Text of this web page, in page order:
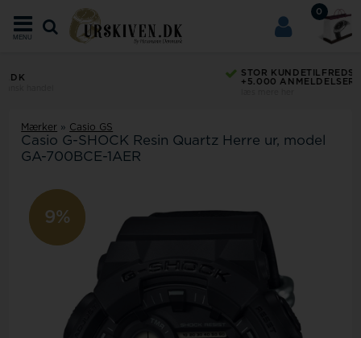
0
MENU
Mærker » Casio GS
Casio G-SHOCK Resin Quartz Herre ur, model
GA-700BCE-1AER
9%
9%